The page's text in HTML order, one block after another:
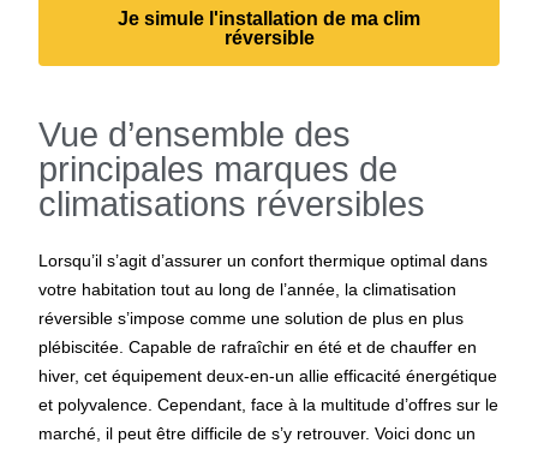
Je simule l'installation de ma clim
réversible
Vue d’ensemble des
principales marques de
climatisations réversibles
Lorsqu’il s’agit d’assurer un confort thermique optimal dans
votre habitation tout au long de l’année, la climatisation
réversible s’impose comme une solution de plus en plus
plébiscitée. Capable de rafraîchir en été et de chauffer en
hiver, cet équipement deux-en-un allie efficacité énergétique
et polyvalence. Cependant, face à la multitude d’offres sur le
marché, il peut être difficile de s’y retrouver. Voici donc un